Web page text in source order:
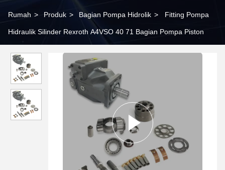
Rumah > Produk > Bagian Pompa Hidrolik > Fitting Pompa
Hidraulik Silinder Rexroth A4VSO 40 71 Bagian Pompa Piston